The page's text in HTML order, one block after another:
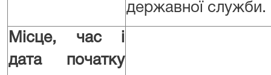
державної служби.
Місце, час і
дата початку